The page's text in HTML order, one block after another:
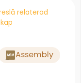
relaterad
Assembly